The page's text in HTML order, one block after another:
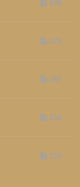
658
276
267
236
235